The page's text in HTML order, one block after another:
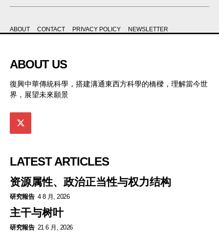
ABOUT CONTACT PRIVACY POLICY NEWSLETTER
ABOUT US
復興中華傳統科學，搭建溝通東西方科學的橋樑，理解當今世
界，展望未來願景
LATEST ARTICLES
资源属性、政治正当性与权力结构
研究報告 4 8 月, 2026
主干与树叶
研究報告 21 6 月, 2026